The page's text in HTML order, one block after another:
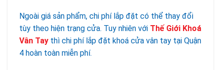
Ngoài giá sản phẩm, chi phí lắp đặt có thể thay đổi
tùy theo hiện trạng cửa. Tuy nhiên với Thế Giới Khoá
Vân Tay thì chi phí lắp đặt khoá cửa vân tay tại Quận
4 hoàn toàn miễn phí.